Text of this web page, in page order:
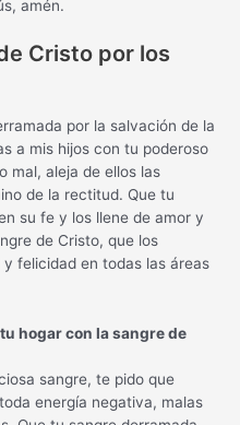
amén.
Cristo por los
por la salvación de la
a mis hijos con tu poderoso
mal, aleja de ellos las
de la rectitud. Que tu
su fe y los llene de amor y
de Cristo, que los
felicidad en todas las áreas
hogar con la sangre de
sangre, te pido que
energía negativa, malas